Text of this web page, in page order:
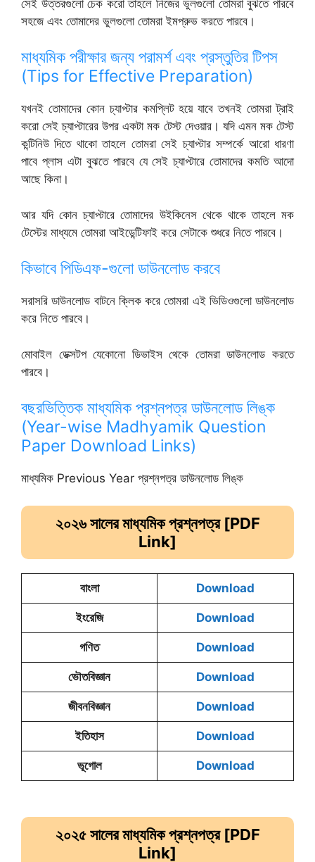
সেই উত্তরগুলো চেক করো তাহলে নিজের ভুলগুলো তোমরা বুঝতে পারবে
সহজে এবং তোমাদের ভুলগুলো তোমরা ইমপ্রুভ করতে পারবে।
মাধ্যমিক পরীক্ষার জন্য পরামর্শ এবং প্রস্তুতির টিপস
(Tips for Effective Preparation)
যখনই তোমাদের কোন চ্যাপ্টার কমপ্লিট হয়ে যাবে তখনই তোমরা ট্রাই
করো সেই চ্যাপ্টারের উপর একটা মক টেস্ট দেওয়ার। যদি এমন মক টেস্ট
কন্টিনিউ দিতে থাকো তাহলে তোমরা সেই চ্যাপ্টার সম্পর্কে আরো ধারণা
পাবে প্লাস এটা বুঝতে পারবে যে সেই চ্যাপ্টারে তোমাদের কমতি আদো
আছে কিনা।
আর যদি কোন চ্যাপ্টারে তোমাদের উইকিনেস থেকে থাকে তাহলে মক
টেস্টের মাধ্যমে তোমরা আইডেন্টিফাই করে সেটাকে শুধরে নিতে পারবে।
কিভাবে পিডিএফ-গুলো ডাউনলোড করবে
সরাসরি ডাউনলোড বাটনে ক্লিক করে তোমরা এই ভিডিওগুলো ডাউনলোড
করে নিতে পারবে।
মোবাইল ডেক্সটপ যেকোনো ডিভাইস থেকে তোমরা ডাউনলোড করতে
পারবে।
বছরভিত্তিক মাধ্যমিক প্রশ্নপত্র ডাউনলোড লিঙ্ক
(Year-wise Madhyamik Question
Paper Download Links)
মাধ্যমিক Previous Year প্রশ্নপত্র ডাউনলোড লিঙ্ক
২০২৬ সালের মাধ্যমিক প্রশ্নপত্র [PDF
Link]
বাংলা Download
ইংরেজি Download
গণিত Download
ভৌতবিজ্ঞান Download
জীবনবিজ্ঞান Download
ইতিহাস Download
ভূগোল Download
২০২৫ সালের মাধ্যমিক প্রশ্নপত্র [PDF
Link]